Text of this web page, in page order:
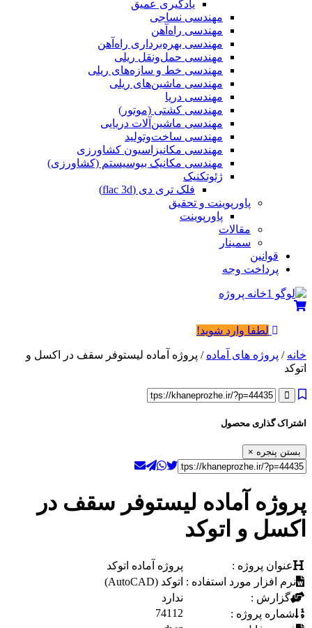
یادگیری عمیق
مهندسی نساجی
مهندسی راه‌آهن
مهندسی بهره‌برداری راه‌آهن
مهندسی حمل‌ونقل ریلی
مهندسی خط و سازه‌های ریلی
مهندسی ماشین‌های ریلی
مهندسی دریا
مهندسی کشتی (موتور)
مهندسی ماشین‌آلات دریایی
مهندسی ساخت‌وتولید
مهندسی مکانیزاسیون کشاورزی
مهندسی مکانیک بیوسیستم (کشاورزی)
ژئوتکنیک
فلک تری دی (flac 3d)
پاورپوینت و تحقیق
پاورپوینت
مقالات
سمینار
قوانین
پرداخت وجه
لطفا وارد شوید!
خانه / پروژه های آماده / پروژه آماده لیستوفر سقف در اکسل و
اتوکد
اشتراک گذاری محصول
بستن پنجره ×
پروژه آماده لیستوفر سقف در
اکسل و اتوکد
عنوان پروژه :
پروژه آماده اتوکد
نرم افزار مورد استفاده : اتوکد (AutoCAD)
گزارش :
ندارد
شماره پروژه :
74112